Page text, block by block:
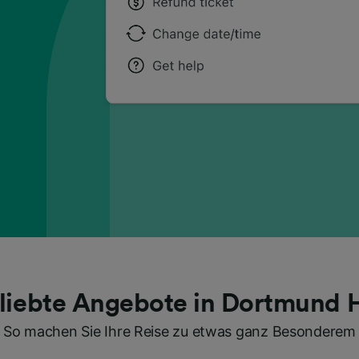
Angebote in Dortmund
So machen Sie Ihre Reise zu etwas ganz Besonderem